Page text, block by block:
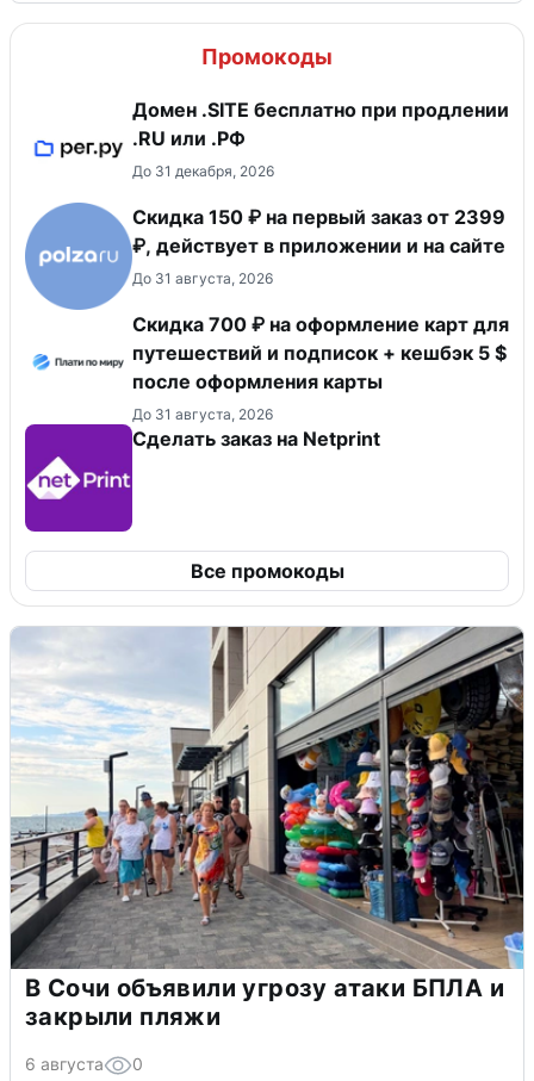
Промокоды
Домен .SITE бесплатно при продлении
.RU или .РФ
До 31 декабря, 2026
Скидка 150 ₽ на первый заказ от 2399
₽, действует в приложении и на сайте
До 31 августа, 2026
Скидка 700 ₽ на оформление карт для
путешествий и подписок + кешбэк 5 $
после оформления карты
До 31 августа, 2026
Сделать заказ на Netprint
Все промокоды
В Сочи объявили угрозу атаки БПЛА и
закрыли пляжи
6 августа 0